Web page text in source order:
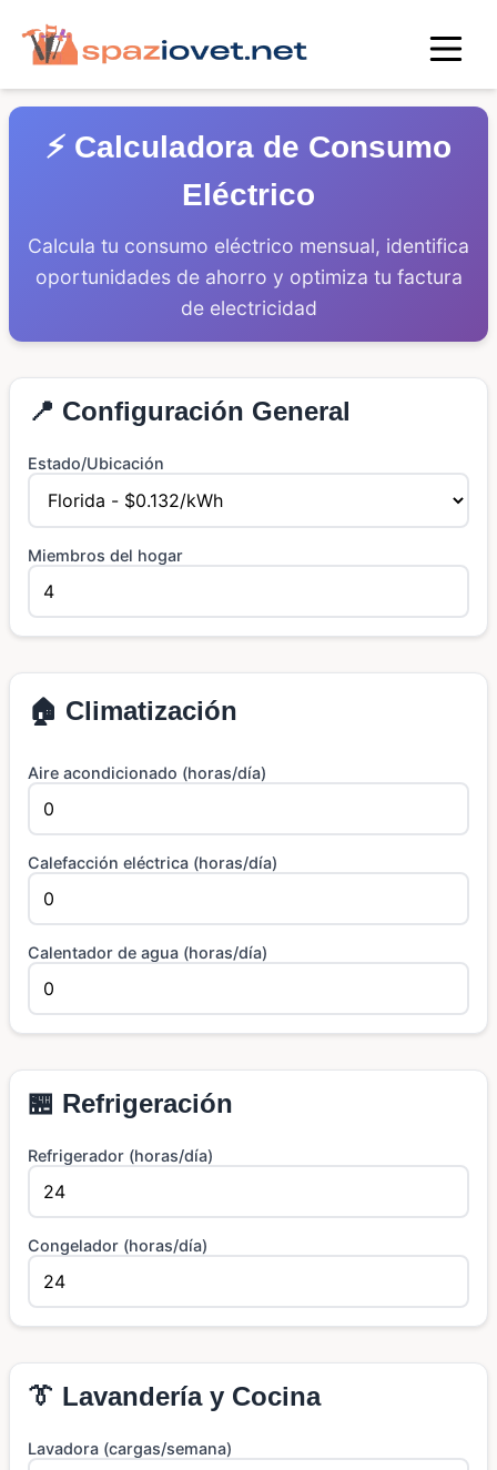
⚡ Calculadora de Consumo
Eléctrico
Calcula tu consumo eléctrico mensual, identifica
oportunidades de ahorro y optimiza tu factura
de electricidad
📍 Configuración General
Estado/Ubicación
Miembros del hogar
🏠 Climatización
Aire acondicionado (horas/día)
Calefacción eléctrica (horas/día)
Calentador de agua (horas/día)
🏪 Refrigeración
Refrigerador (horas/día)
Congelador (horas/día)
👔 Lavandería y Cocina
Lavadora (cargas/semana)